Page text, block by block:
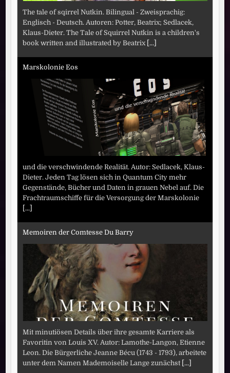
The tale of sqirrel Nutkin. Bilingual - Zweisprachig:
Englisch - Deutsch. Autoren: Potter, Beatrix; Sedlacek,
Klaus-Dieter. The Tale of Squirrel Nutkin is a children's
book written and illustrated by Beatrix [...]
Marskolonie Eos
und die verschwindende Realität. Autor: Sedlacek, Klaus-
Dieter. Jeden Tag lösen sich in Quantum City mehr
Gegenstände, Bücher und Daten in grauen Nebel auf. Die
Frachtraumschiffe für die Versorgung der Marskolonie
[...]
Memoiren der Comtesse Du Barry
Mit minutiösen Details über ihre gesamte Karriere als
Favoritin von Louis XV. Autor: Lamothe-Langon, Etienne
Leon. Die Bürgerliche Jeanne Bécu (1743 - 1793), arbeitete
unter dem Namen Mademoiselle Lange zunächst [...]